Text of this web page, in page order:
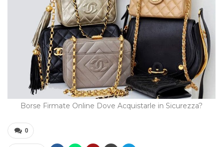
Borse Firmate Online Dove Acquistarle in Sicurezza?
0